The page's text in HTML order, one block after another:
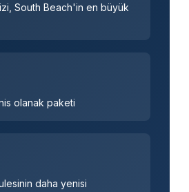
South Beach'in en büyük
olanak paketi
daha yenisi